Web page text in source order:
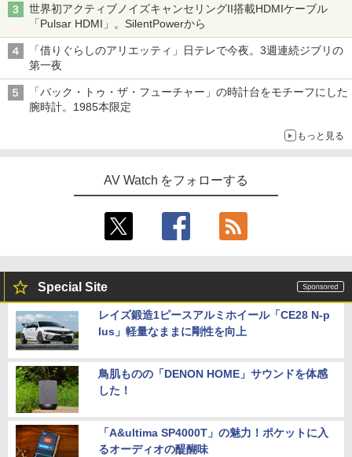
世界初アクティブノイズキャンセリングII搭載HDMIケーブル
「Pulsar HDMI」。SilentPowerから
「借りぐらしのアリエッティ」日テレで今夜。3週連続ジブリの
第一夜
「バック・トゥ・ザ・フューチャー」の時計台をモチーフにした
腕時計。1985本限定
もっと見る
AV Watch をフォローする
Special Site
レイズ鍛造1ピースアルミホイール「CE28 N-p
lus」軽量なままに剛性を向上
鳥肌ものの「DENON HOME」サウンドを体感
した！
「A&ultima SP4000T」の魅力！ポケットに入
るオーディオの醍醐味